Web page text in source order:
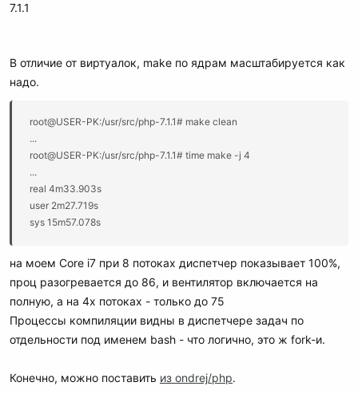
http://packages.dotdeb.org
http://packages.dotdeb.org
http://nginx.org/packages/ubuntu/
http://nginx.org/packages/ubuntu/
7.1.1
В отличие от виртуалок, make по ядрам масштабируется как
надо.
root@USER-PK:/usr/src/php-7.1.1# make clean
...
root@USER-PK:/usr/src/php-7.1.1# time make -j 4
...
real 4m33.903s
user 2m27.719s
sys 15m57.078s
real 3m58.379s
user 3m26.891s
sys 20m54.500s
на моем Core i7 при 8 потоках диспетчер показывает 100%,
проц разогревается до 86, и вентилятор включается на
полную, а на 4х потоках - только до 75
Процессы компиляции видны в диспетчере задач по
отдельности под именем bash - что логично, это ж fork-и.
Конечно, можно поставить из ondrej/php.